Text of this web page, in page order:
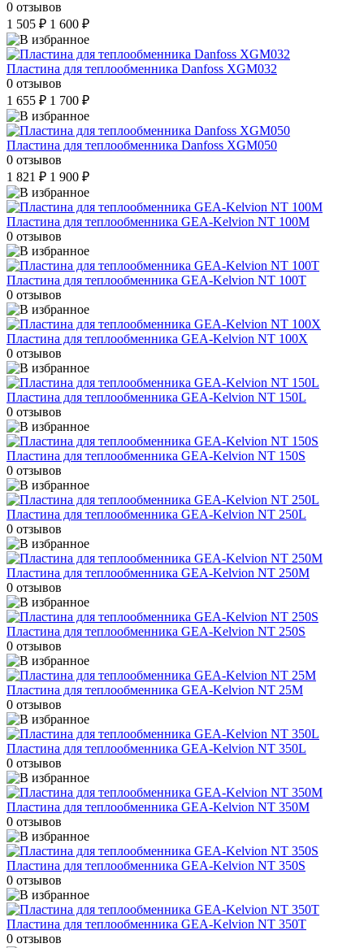
0 отзывов
1 505 ₽ 1 600 ₽
Пластина для теплообменника Danfoss XGM032
0 отзывов
1 655 ₽ 1 700 ₽
Пластина для теплообменника Danfoss XGM050
0 отзывов
1 821 ₽ 1 900 ₽
Пластина для теплообменника GEA-Kelvion NT 100M
0 отзывов
Пластина для теплообменника GEA-Kelvion NT 100T
0 отзывов
Пластина для теплообменника GEA-Kelvion NT 100X
0 отзывов
Пластина для теплообменника GEA-Kelvion NT 150L
0 отзывов
Пластина для теплообменника GEA-Kelvion NT 150S
0 отзывов
Пластина для теплообменника GEA-Kelvion NT 250L
0 отзывов
Пластина для теплообменника GEA-Kelvion NT 250M
0 отзывов
Пластина для теплообменника GEA-Kelvion NT 250S
0 отзывов
Пластина для теплообменника GEA-Kelvion NT 25M
0 отзывов
Пластина для теплообменника GEA-Kelvion NT 350L
0 отзывов
Пластина для теплообменника GEA-Kelvion NT 350M
0 отзывов
Пластина для теплообменника GEA-Kelvion NT 350S
0 отзывов
Пластина для теплообменника GEA-Kelvion NT 350T
0 отзывов